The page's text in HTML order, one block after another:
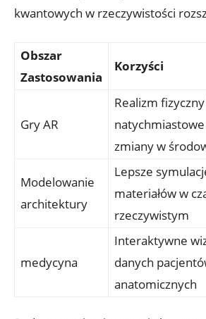
kwantowych w rzeczywistości
Obszar
Zastosowania
Korzyści
Gry AR
Realizm
zmiany w
Modelowanie
architektury
Lepsze
materiałów w
rzeczywistym
medycyna
Interaktywne
danych
anatomicznych